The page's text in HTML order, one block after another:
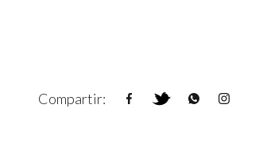
Compartir: